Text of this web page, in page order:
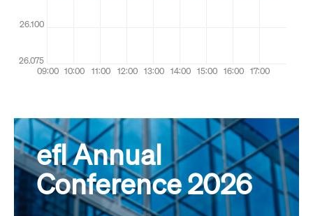
efl Annual
Conference 2026